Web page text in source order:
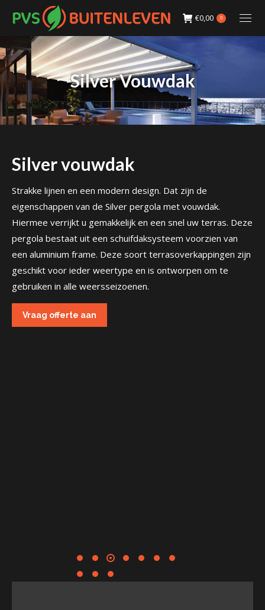
€0,00 0
Silver Vouwdak
Silver vouwdak
Strakke lijnen en een modern design. Dat zijn de
eigenschappen van de Silver pergola met vouwdak.
Hiermee verrijkt u gemakkelijk en een snel uw terras. Deze
pergola bestaat uit een schuifdaksysteem voorzien van
een aluminium frame. Deze soort terrasoverkappingen zijn
geschikt voor ieder weertype en is ontworpen om te
gebruiken in alle weersseizoenen.
Vraag offerte aan